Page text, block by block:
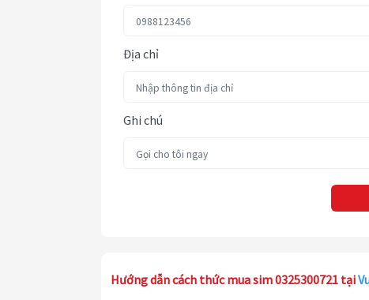
Địa chỉ
Ghi chú
Hướng dẫn cách thức mua sim 0325300721 tại